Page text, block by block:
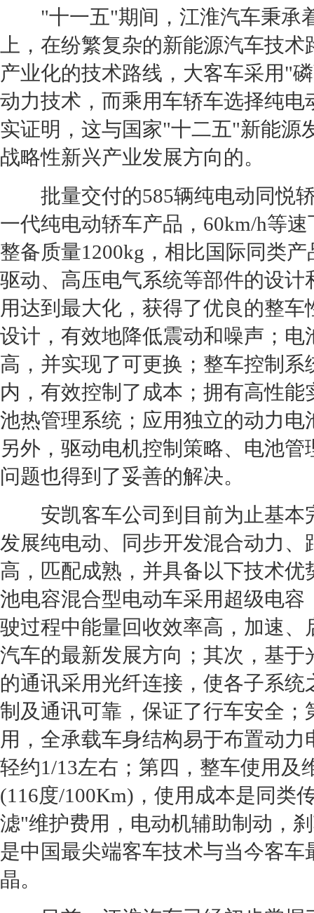
"十一五"期间， 江淮汽车秉承
上，在纷繁复杂的新能源汽车技术
产业化的技术路线，大客车采用"
动力技术，而乘用车轿车选择纯
实证明，这与国家"十二五"新能源
战略性新兴产业发展方向的。
批量交付的585辆纯电动同悦
一代纯电动轿车产品，60km/h等
整备质量1200kg，相比国际同类
驱动、高压电气系统等部件的设
用达到最大化，获得了优良的整
设计，有效地降低震动和噪声；
高，并实现了可更换；整车控制
内，有效控制了成本；拥有高性
池热管理系统；应用独立的动力
另外，驱动电机控制策略、电池
问题也得到了妥善的解决。
安凯客车公司到目前为止基本
发展纯电动、同步开发混合动力
高，匹配成熟，并具备以下技术
池电容混合型电动车采用超级电容
驶过程中能量回收效率高，加速
汽车的最新发展方向；其次，基
的通讯采用光纤连接，使各子系
制及通讯可靠，保证了行车安全
用，全承载车身结构易于布置动
轻约1/13左右；第四，整车使用及
(116度/100Km)，使用成本是同类
滤"维护费用，电动机辅助制动，
是中国最尖端客车技术与当今客
晶。